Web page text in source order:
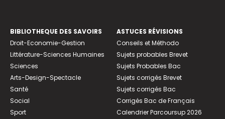
BIBLIOTHEQUE DES SAVOIRS
Droit-Economie-Gestion
Littérature-Sciences Humaines
Sciences
Arts-Design-Spectacle
Santé
Social
Sport
ASTUCES RÉVISIONS
Conseils et Méthodo
Sujets probables Brevet
Sujets Probables Bac
Sujets corrigés Brevet
Sujets corrigés Bac
Corrigés Bac de Français
Calendrier Parcoursup 2026